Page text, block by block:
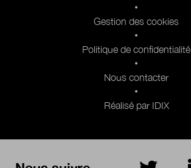
Gestion des cookies
Politique de confidentialité
Nous contacter
Réalisé par IDIX